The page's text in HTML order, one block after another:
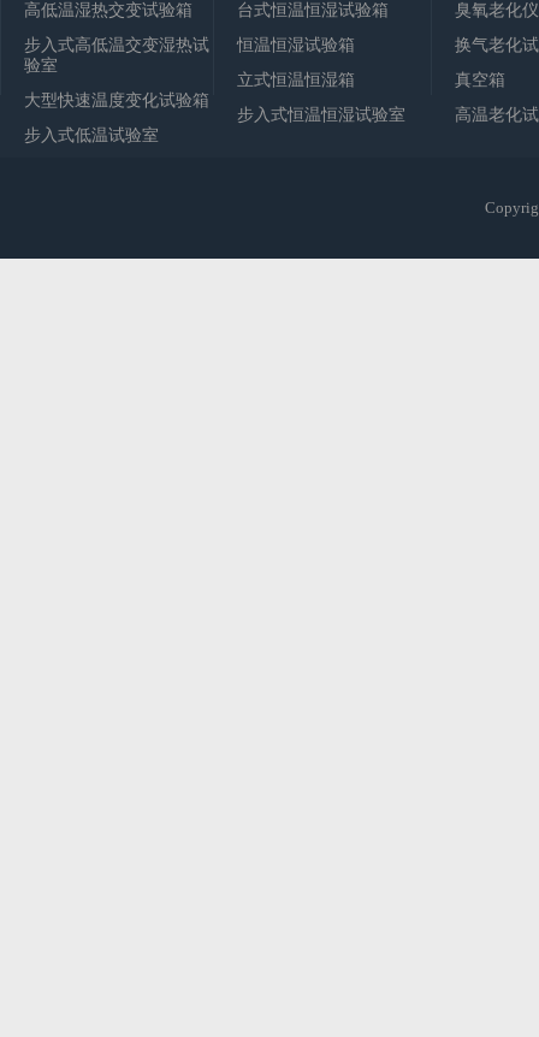
高低温湿热交变试验箱
步入式高低温交变湿热试
验室
大型快速温度变化试验箱
步入式低温试验室
台式恒温恒湿试验箱
恒温恒湿试验箱
立式恒温恒湿箱
步入式恒温恒湿试验室
臭氧老化仪
换气老化
真空箱
高温老化